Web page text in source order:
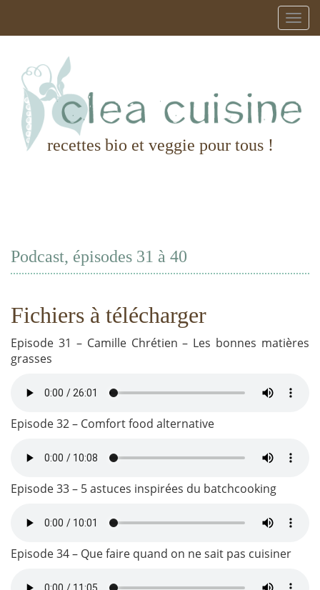
recettes bio et veggie pour tous !
Podcast, épisodes 31 à 40
Fichiers à télécharger
Episode 31 – Camille Chrétien – Les bonnes matières
grasses
Episode 32 – Comfort food alternative
Episode 33 – 5 astuces inspirées du batchcooking
Episode 34 – Que faire quand on ne sait pas cuisiner